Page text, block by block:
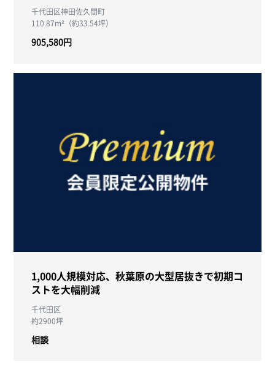
千代田区神田佐久間町
110.87m²（約33.54坪）
905,580円
1,000人規模対応、秋葉原の大型居抜きで初期コ
ストを大幅削減
千代田区
約2900坪
相談